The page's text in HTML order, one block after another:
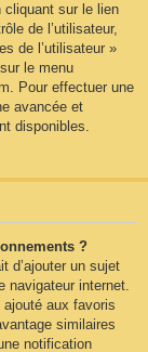
cliquant sur le lien
de l’utilisateur,
de l’utilisateur »
le menu
Pour effectuer une
avancée et
disponibles.
?
d’ajouter un sujet
navigateur internet.
ajouté aux favoris
similaires
notification